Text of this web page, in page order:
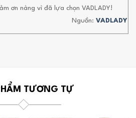
ơn nàng vì đã lựa chọn VADLADY!
Nguồn: VADLADY
TƯƠNG TỰ